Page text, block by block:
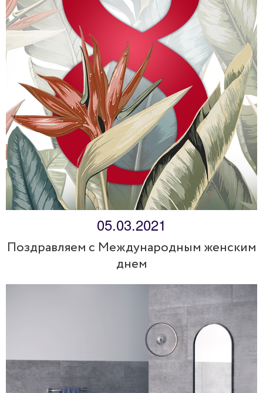
05.03.2021
Поздравляем с Международным женским
днем